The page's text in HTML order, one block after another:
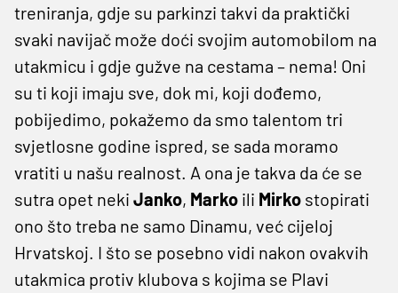
treniranja, gdje su parkinzi takvi da praktički
svaki navijač može doći svojim automobilom na
utakmicu i gdje gužve na cestama – nema! Oni
su ti koji imaju sve, dok mi, koji dođemo,
pobijedimo, pokažemo da smo talentom tri
svjetlosne godine ispred, se sada moramo
vratiti u našu realnost. A ona je takva da će se
sutra opet neki Janko, Marko ili Mirko stopirati
ono što treba ne samo Dinamu, već cijeloj
Hrvatskoj. I što se posebno vidi nakon ovakvih
utakmica protiv klubova s kojima se Plavi